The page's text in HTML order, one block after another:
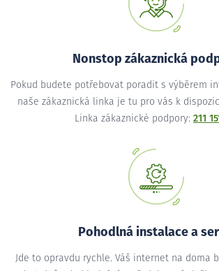
Nonstop zákaznická
Pokud budete potřebovat poradit s výběrem
naše zákaznická linka je tu pro vás k
Linka zákaznické podpory: 211
Pohodlná instalace a
Jde to opravdu rychle. Váš internet na doma